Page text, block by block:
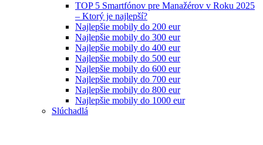
TOP 5 Smartfónov pre Manažérov v Roku 2025
– Ktorý je najlepší?
Najlepšie mobily do 200 eur
Najlepšie mobily do 300 eur
Najlepšie mobily do 400 eur
Najlepšie mobily do 500 eur
Najlepšie mobily do 600 eur
Najlepšie mobily do 700 eur
Najlepšie mobily do 800 eur
Najlepšie mobily do 1000 eur
Slúchadlá